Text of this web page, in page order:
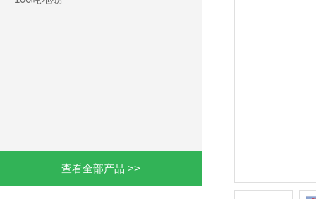
查看全部产品 >>